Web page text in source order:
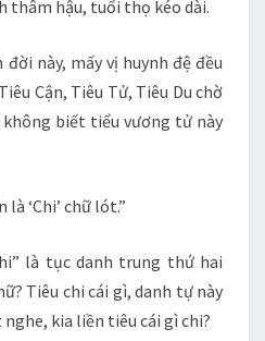
thâm hậu, tuổi thọ kéo dài.
đời này, mấy vị huynh đệ đều
Cận, Tiêu Tử, Tiêu Du chờ
biết tiểu vương tử này
‘Chi’ chữ lót.”
là tục danh trung thứ hai
Tiêu chi cái gì, danh tự này
kia liền tiêu cái gì chi?